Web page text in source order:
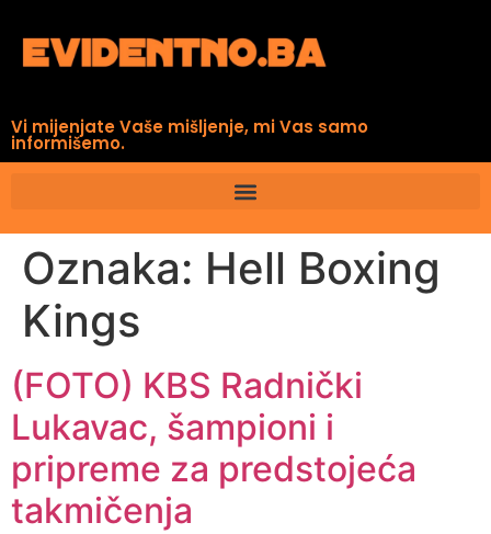
Vi mijenjate Vaše mišljenje, mi Vas samo
informišemo.
Oznaka: Hell Boxing
Kings
(FOTO) KBS Radnički
Lukavac, šampioni i
pripreme za predstojeća
takmičenja